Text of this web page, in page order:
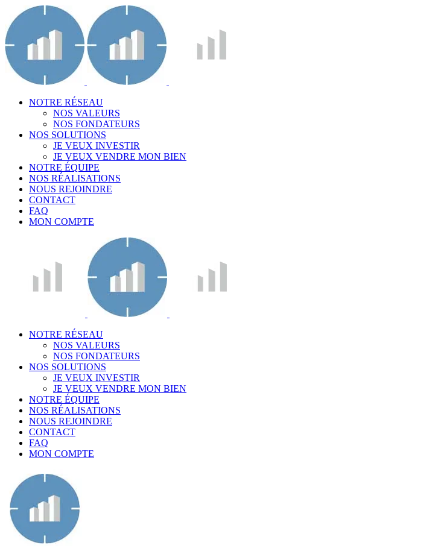
NOTRE RÉSEAU
NOS VALEURS
NOS FONDATEURS
NOS SOLUTIONS
JE VEUX INVESTIR
JE VEUX VENDRE MON BIEN
NOTRE ÉQUIPE
NOS RÉALISATIONS
NOUS REJOINDRE
CONTACT
FAQ
MON COMPTE
NOTRE RÉSEAU
NOS VALEURS
NOS FONDATEURS
NOS SOLUTIONS
JE VEUX INVESTIR
JE VEUX VENDRE MON BIEN
NOTRE ÉQUIPE
NOS RÉALISATIONS
NOUS REJOINDRE
CONTACT
FAQ
MON COMPTE